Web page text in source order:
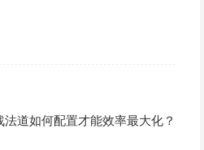
道如何配置才能效率最大化？